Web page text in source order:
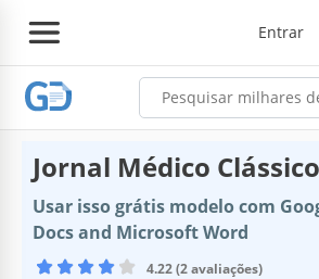
Entrar
Jornal Médico
Usar isso grátis modelo com
Docs and Microsoft Word
4.22 (2 avaliações)